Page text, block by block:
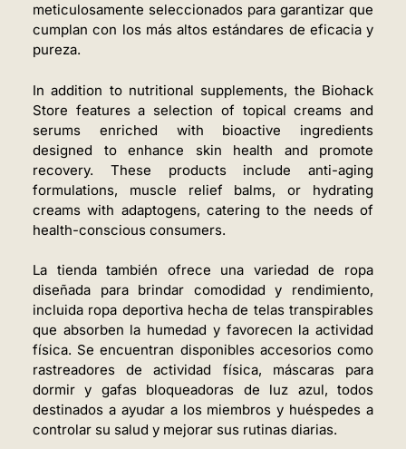
meticulosamente seleccionados para garantizar que
cumplan con los más altos estándares de eficacia y
pureza.
In addition to nutritional supplements, the Biohack
Store features a selection of topical creams and
serums enriched with bioactive ingredients
designed to enhance skin health and promote
recovery. These products include anti-aging
formulations, muscle relief balms, or hydrating
creams with adaptogens, catering to the needs of
health-conscious consumers.
La tienda también ofrece una variedad de ropa
diseñada para brindar comodidad y rendimiento,
incluida ropa deportiva hecha de telas transpirables
que absorben la humedad y favorecen la actividad
física. Se encuentran disponibles accesorios como
rastreadores de actividad física, máscaras para
dormir y gafas bloqueadoras de luz azul, todos
destinados a ayudar a los miembros y huéspedes a
controlar su salud y mejorar sus rutinas diarias.